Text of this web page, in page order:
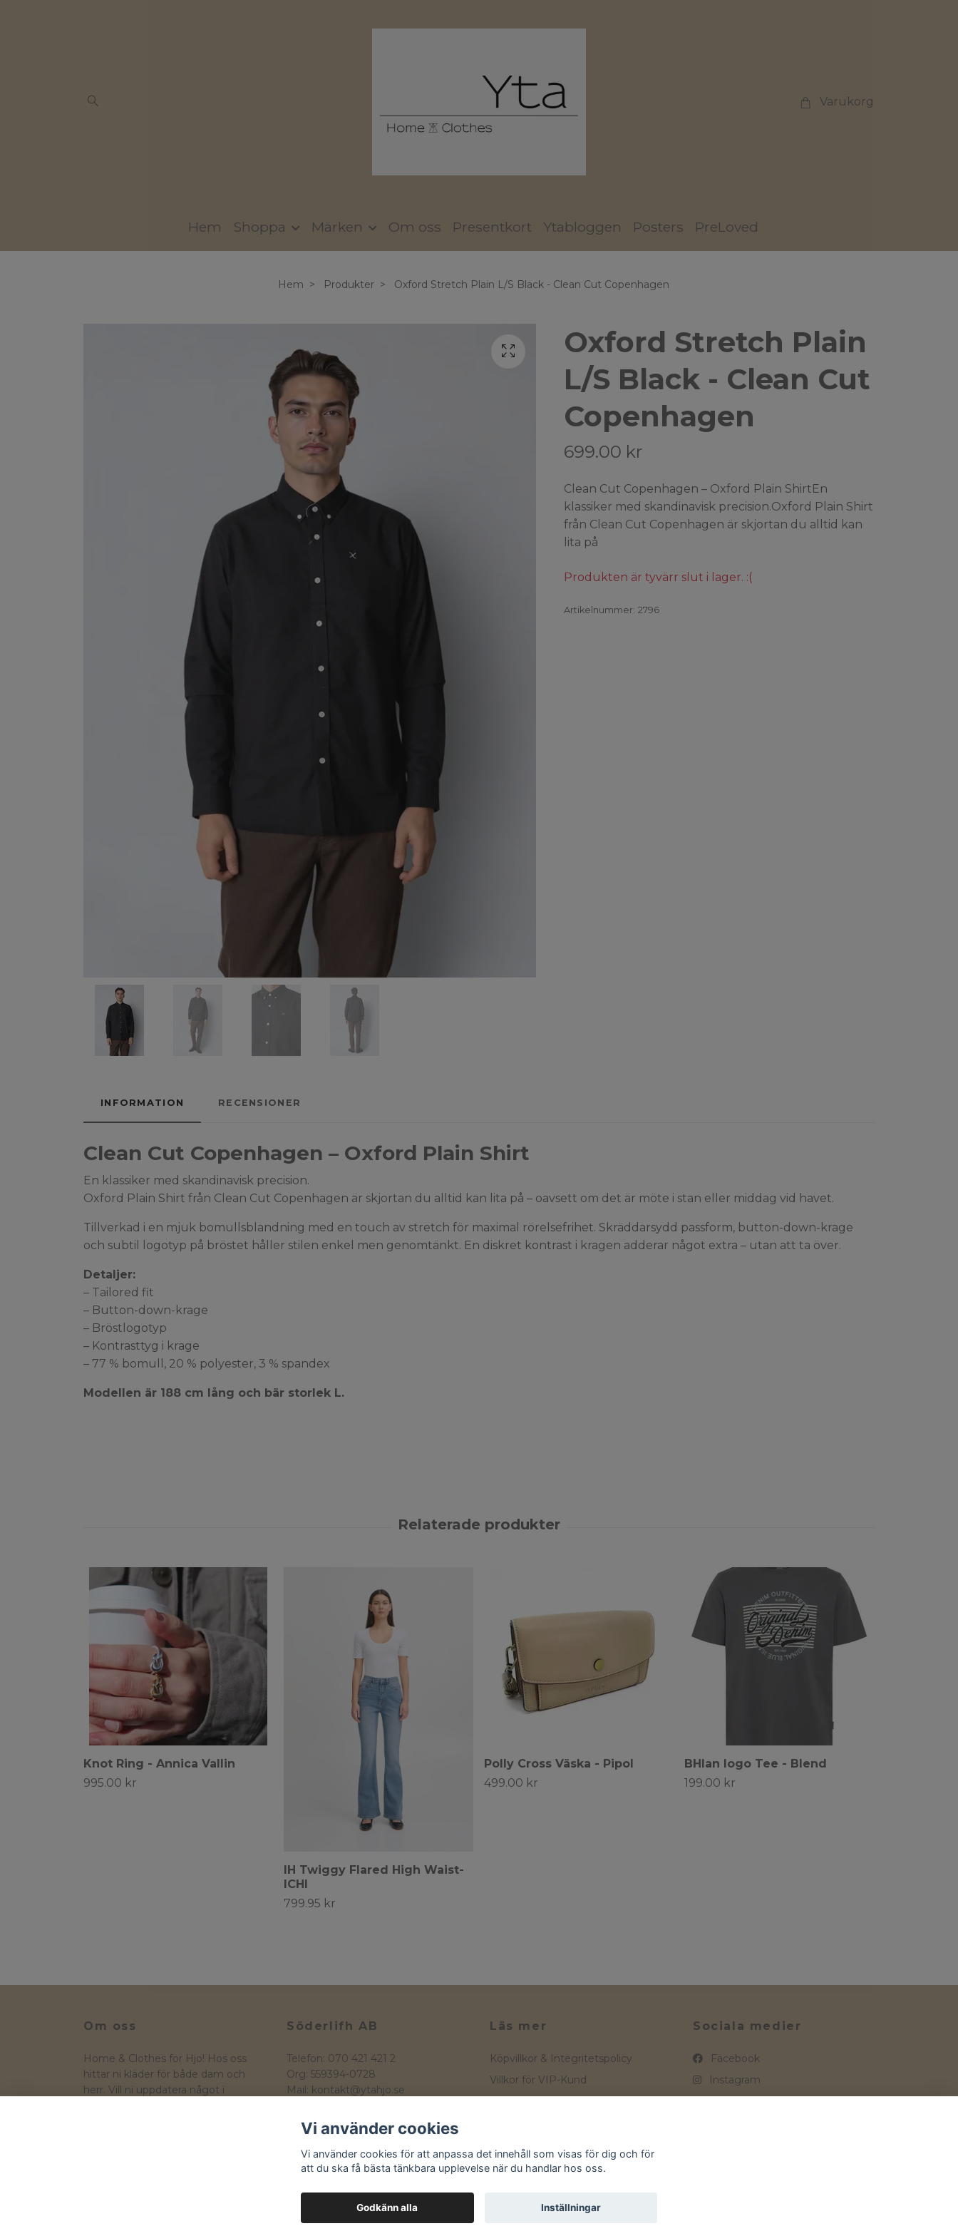
Varukorg
Hem Shoppa Märken Om oss Presentkort Ytabloggen Posters PreLoved
Hem Produkter Oxford Stretch Plain L/S Black - Clean Cut Copenhagen
Oxford Stretch Plain
L/S Black - Clean Cut
Copenhagen
699.00 kr
Clean Cut Copenhagen – Oxford Plain ShirtEn
klassiker med skandinavisk precision.Oxford Plain Shirt
från Clean Cut Copenhagen är skjortan du alltid kan
lita på
Produkten är tyvärr slut i lager. :(
Artikelnummer: 2796
INFORMATION RECENSIONER
Clean Cut Copenhagen – Oxford Plain Shirt
En klassiker med skandinavisk precision.
Oxford Plain Shirt från Clean Cut Copenhagen är skjortan du alltid kan lita på – oavsett om det är möte i stan eller middag vid havet.
Tillverkad i en mjuk bomullsblandning med en touch av stretch för maximal rörelsefrihet. Skräddarsydd passform, button-down-krage
och subtil logotyp på bröstet håller stilen enkel men genomtänkt. En diskret kontrast i kragen adderar något extra – utan att ta över.
Detaljer:
– Tailored fit
– Button-down-krage
– Bröstlogotyp
– Kontrasttyg i krage
– 77 % bomull, 20 % polyester, 3 % spandex
Modellen är 188 cm lång och bär storlek L.
Knot Ring - Annica Vallin
995.00 kr
IH Twiggy Flared High Waist-
ICHI
799.95 kr
Polly Cross Väska - Pipol
499.00 kr
BHIan logo Tee - Blend
199.00 kr
Om oss
Home & Clothes for Hjo! Hos oss
hittar ni kläder för både dam och
herr. Vill ni uppdatera något i
Söderlifh AB
Telefon: 070 421 421 2
Org: 559394-0728
Mail: kontakt@ytahjo.se
544 30 Hjo
Läs mer
Köpvillkor & Integritetspolicy
Villkor för VIP-Kund
Sociala medier
Facebook
Instagram
Vi använder cookies
Vi använder cookies för att anpassa det innehåll som visas för dig och för
att du ska få bästa tänkbara upplevelse när du handlar hos oss.
Godkänn alla Inställningar